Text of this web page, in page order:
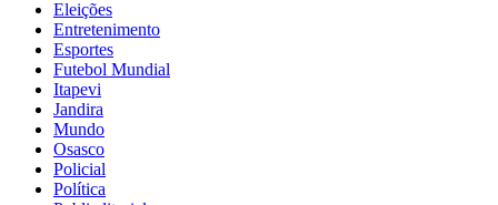
Eleições
Entretenimento
Esportes
Futebol Mundial
Itapevi
Jandira
Mundo
Osasco
Policial
Política